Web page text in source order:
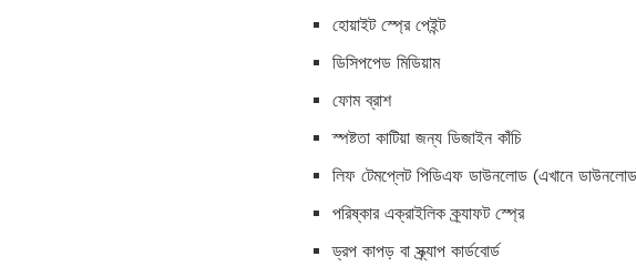
হোয়াইট স্প্রে পেইন্ট
ডিসিপপেড মিডিয়াম
ফোম ব্রাশ
স্পষ্টতা কাটিয়া জন্য ডিজাইন কাঁচি
লিফ টেমপ্লেট পিডিএফ ডাউনলোড (এখানে
পরিষ্কার এক্রাইলিক ক্র্যাফট স্প্রে
ড্রপ কাপড় বা স্ক্র্যাপ কার্ডবোর্ড